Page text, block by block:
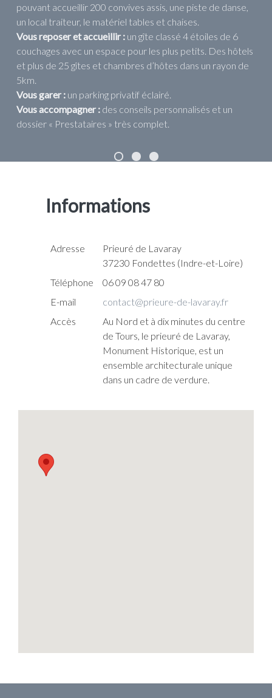
pouvant accueillir 200 convives assis, une piste de danse,
un local traiteur, le matériel tables et chaises.
Vous reposer et accueillir : un gîte classé 4 étoiles de 6
couchages avec un espace pour les plus petits. Des hôtels
et plus de 25 gîtes et chambres d’hôtes dans un rayon de
5km.
Vous garer : un parking privatif éclairé.
Vous accompagner : des conseils personnalisés et un
dossier « Prestataires » très complet.
Informations
Adresse
Prieuré de Lavaray
37230 Fondettes (Indre-et-Loire)
Téléphone
06 09 08 47 80
E-mail
contact@prieure-de-lavaray.fr
Accès
Au Nord et à dix minutes du centre
de Tours, le prieuré de Lavaray,
Monument Historique, est un
ensemble architecturale unique
dans un cadre de verdure.